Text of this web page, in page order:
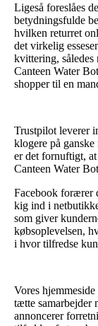
Ligeså foreslåes
betydningsfulde
hvilken returret
det virkelig
kvittering, således
Canteen Water
shopper til en
Trustpilot leverer
klogere på
er det fornuftigt,
Canteen Water
Facebook forærer
kig ind i
som giver
købsoplevelsen,
i hvor tilfredse
Vores
tætte samarbejder
annoncerer